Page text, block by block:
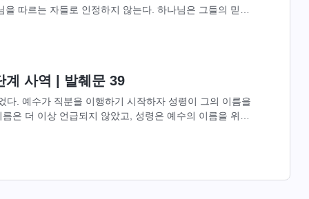
따르는 자들로 인정하지 않는다. 하나님은 그들의 믿음
사역 | 발췌문 39
다. 예수가 직분을 이행하기 시작하자 성령이 그의 이름을
은 더 이상 언급되지 않았고, 성령은 예수의 이름을 위주